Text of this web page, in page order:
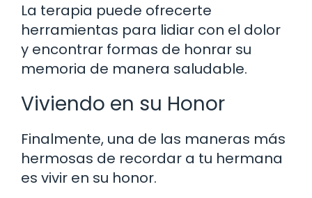
La terapia puede ofrecerte
herramientas para lidiar con el dolor
y encontrar formas de honrar su
memoria de manera saludable.
Viviendo en su Honor
Finalmente, una de las maneras más
hermosas de recordar a tu hermana
es vivir en su honor.